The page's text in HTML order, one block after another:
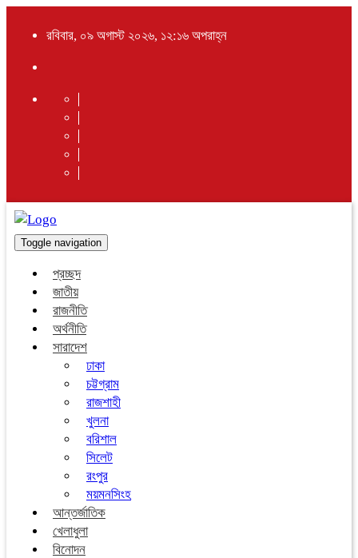
রবিবার, ০৯ অগাস্ট ২০২৬, ১২:১৬ অপরাহ্ন
Toggle navigation
প্রচ্ছদ
জাতীয়
রাজনীতি
অর্থনীতি
সারাদেশ
ঢাকা
চট্টগ্রাম
রাজশাহী
খুলনা
বরিশাল
সিলেট
রংপুর
ময়মনসিংহ
আন্তর্জাতিক
খেলাধুলা
বিনোদন